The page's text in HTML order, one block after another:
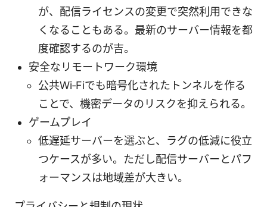
が、配信ライセンスの変更で突然利用できな
くなることもある。最新のサーバー情報を都
度確認するのが吉。
安全なリモートワーク環境
公共Wi‑Fiでも暗号化されたトンネルを作る
ことで、機密データのリスクを抑えられる。
ゲームプレイ
低遅延サーバーを選ぶと、ラグの低減に役立
つケースが多い。ただし配信サーバーとパフ
ォーマンスは地域差が大きい。